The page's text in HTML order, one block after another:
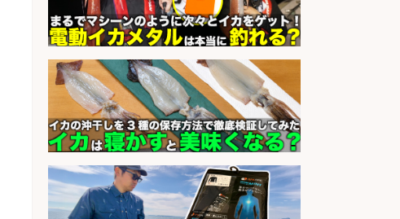
sponsored by 求人ボックス
レジカウンター/夕方勤務で時給UP
お釣りの計算不要の簡単レジ1日2時
間
会社名 オーケー株式会社
sponsored by 求人ボックス
魚をさばける方必見「鮮魚部門スタ
ッフ」/3つの働き方が選べる